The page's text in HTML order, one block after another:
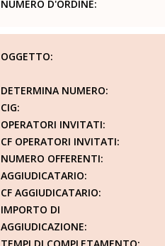
NUMERO D'ORDINE:
OGGETTO:
DETERMINA NUMERO:
CIG:
OPERATORI INVITATI:
CF OPERATORI INVITATI:
NUMERO OFFERENTI:
AGGIUDICATARIO:
CF AGGIUDICATARIO:
IMPORTO DI
AGGIUDICAZIONE:
TEMPI DI COMPLETAMENTO: